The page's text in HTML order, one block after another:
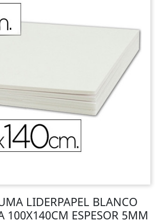
LIDERPAPEL BLANCO
100X140CM ESPESOR 5MM